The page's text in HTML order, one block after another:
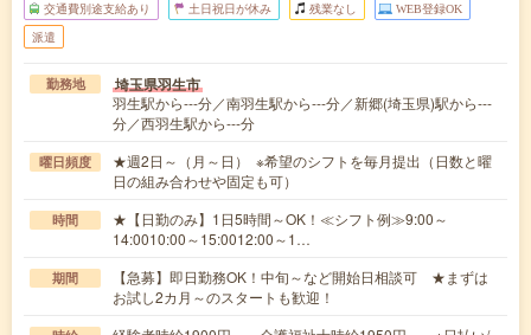
交通費別途支給あり 土日祝日が休み 残業なし WEB登録OK
派遣
勤務地 埼玉県羽生市
羽生駅から---分／南羽生駅から---分／新郷(埼玉県)駅から---
分／西羽生駅から---分
曜日頻度
★週2日～（月～日） ※希望のシフトを毎月提出（日数と曜
日の組み合わせや固定も可）
時間
★【日勤のみ】1日5時間～OK！≪シフト例≫9:00～
14:0010:00～15:0012:00～1…
期間
【急募】即日勤務OK！中旬～など開始日相談可 ★まずは
お試し2カ月～のスタートも歓迎！